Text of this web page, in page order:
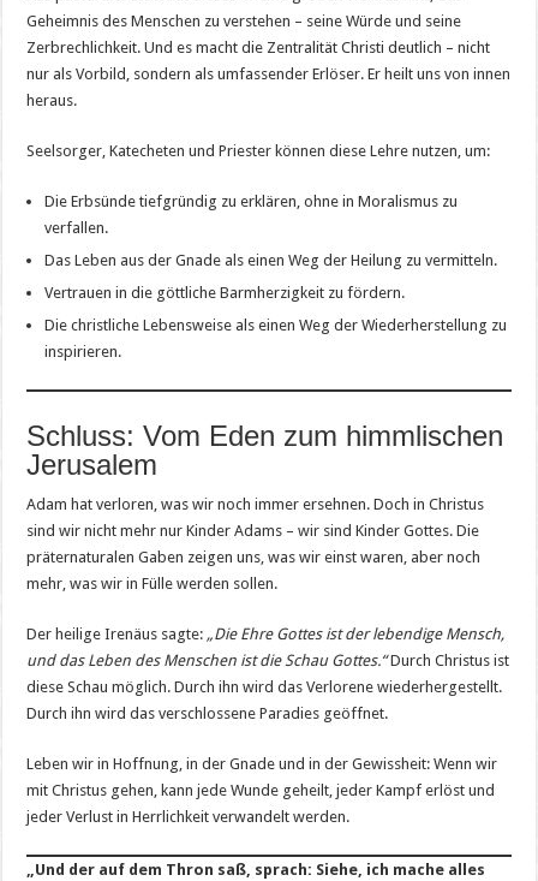
Geheimnis des Menschen zu verstehen – seine Würde und seine
Zerbrechlichkeit. Und es macht die Zentralität Christi deutlich – nicht
nur als Vorbild, sondern als umfassender Erlöser. Er heilt uns von innen
heraus.
Seelsorger, Katecheten und Priester können diese Lehre nutzen, um:
Die Erbsünde tiefgründig zu erklären, ohne in Moralismus zu
verfallen.
Das Leben aus der Gnade als einen Weg der Heilung zu vermitteln.
Vertrauen in die göttliche Barmherzigkeit zu fördern.
Die christliche Lebensweise als einen Weg der Wiederherstellung zu
inspirieren.
Schluss: Vom Eden zum himmlischen
Jerusalem
Adam hat verloren, was wir noch immer ersehnen. Doch in Christus
sind wir nicht mehr nur Kinder Adams – wir sind Kinder Gottes. Die
präternaturalen Gaben zeigen uns, was wir einst waren, aber noch
mehr, was wir in Fülle werden sollen.
Der heilige Irenäus sagte: „Die Ehre Gottes ist der lebendige Mensch,
und das Leben des Menschen ist die Schau Gottes.“Durch Christus ist
diese Schau möglich. Durch ihn wird das Verlorene wiederhergestellt.
Durch ihn wird das verschlossene Paradies geöffnet.
Leben wir in Hoffnung, in der Gnade und in der Gewissheit: Wenn wir
mit Christus gehen, kann jede Wunde geheilt, jeder Kampf erlöst und
jeder Verlust in Herrlichkeit verwandelt werden.
„Und der auf dem Thron saß, sprach: Siehe, ich mache alles